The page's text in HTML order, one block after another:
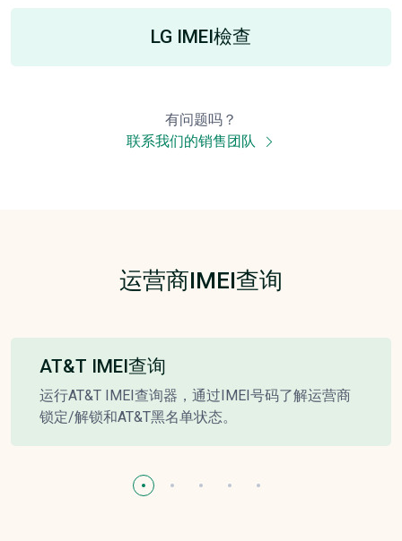
LG IMEI檢查
有问题吗？
联系我们的销售团队
运营商IMEI查询
AT&T IMEI查询
运行AT&T IMEI查询器，通过IMEI号码了解运营商
锁定/解锁和AT&T黑名单状态。